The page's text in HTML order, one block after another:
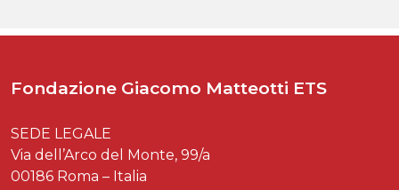
Fondazione Giacomo Matteotti ETS
SEDE LEGALE
Via dell’Arco del Monte, 99/a
00186 Roma – Italia